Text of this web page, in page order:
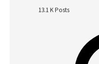
13.1 KPosts